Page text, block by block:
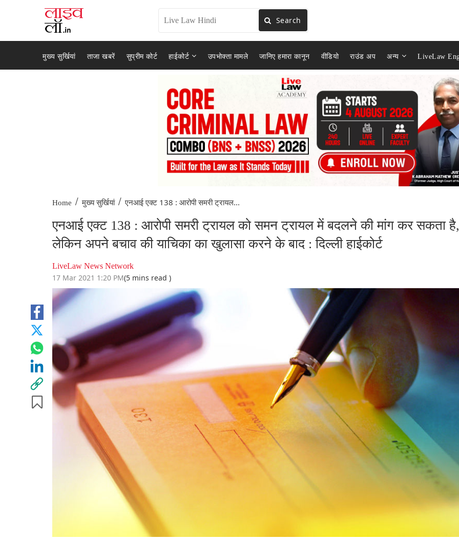
Search
मुख्य सुर्खियां ताजा खबरें सुप्रीम कोर्ट हाईकोर्ट उपभोक्ता मामले जानिए हमारा कानून वीडियो राउंड अप अन्य LiveLaw
Home / मुख्य सुर्खियां / एनआई एक्ट 138 : आरोपी समरी ट्रायल...
एनआई एक्ट 138 : आरोपी समरी ट्रायल को समन ट्रायल में बदलने की मांग कर सकता है,
लेकिन अपने बचाव की याचिका का खुलासा करने के बाद : दिल्ली हाईकोर्ट
LiveLaw News Network
17 Mar 2021 1:20 PM(5 mins read )